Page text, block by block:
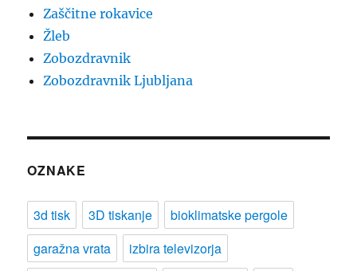
Zaščitne rokavice
Žleb
Zobozdravnik
Zobozdravnik Ljubljana
OZNAKE
3d tisk 3D tiskanje
bioklimatske pergole
garažna vrata
izbira televizorja